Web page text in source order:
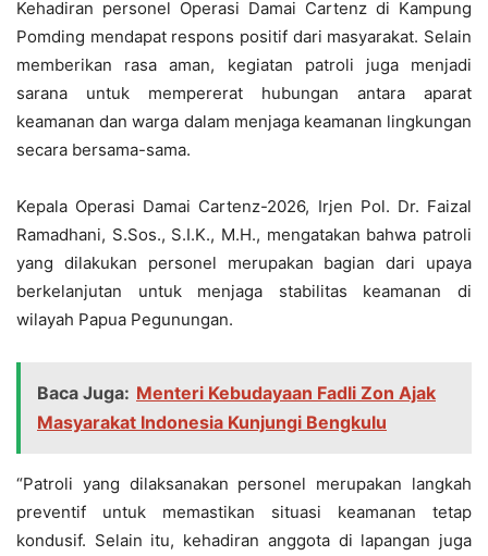
Kehadiran personel Operasi Damai Cartenz di Kampung
Pomding mendapat respons positif dari masyarakat. Selain
memberikan rasa aman, kegiatan patroli juga menjadi
sarana untuk mempererat hubungan antara aparat
keamanan dan warga dalam menjaga keamanan lingkungan
secara bersama-sama.
Kepala Operasi Damai Cartenz-2026, Irjen Pol. Dr. Faizal
Ramadhani, S.Sos., S.I.K., M.H., mengatakan bahwa patroli
yang dilakukan personel merupakan bagian dari upaya
berkelanjutan untuk menjaga stabilitas keamanan di
wilayah Papua Pegunungan.
Baca Juga: Menteri Kebudayaan Fadli Zon Ajak
Masyarakat Indonesia Kunjungi Bengkulu
“Patroli yang dilaksanakan personel merupakan langkah
preventif untuk memastikan situasi keamanan tetap
kondusif. Selain itu, kehadiran anggota di lapangan juga